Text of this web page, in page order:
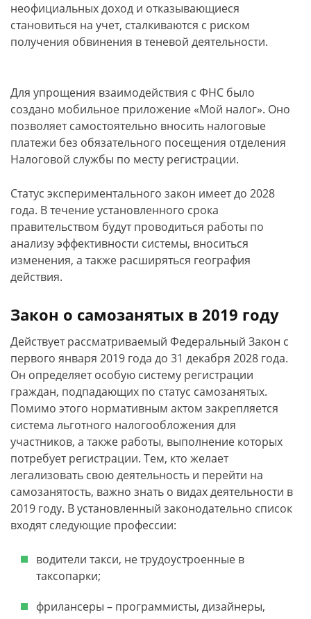
неофициальных доход и отказывающиеся
становиться на учет, сталкиваются с риском
получения обвинения в теневой деятельности.
Для упрощения взаимодействия с ФНС было
создано мобильное приложение «Мой налог». Оно
позволяет самостоятельно вносить налоговые
платежи без обязательного посещения отделения
Налоговой службы по месту регистрации.
Статус экспериментального закон имеет до 2028
года. В течение установленного срока
правительством будут проводиться работы по
анализу эффективности системы, вноситься
изменения, а также расширяться география
действия.
Закон о самозанятых в 2019 году
Действует рассматриваемый Федеральный Закон с
первого января 2019 года до 31 декабря 2028 года.
Он определяет особую систему регистрации
граждан, подпадающих по статус самозанятых.
Помимо этого нормативным актом закрепляется
система льготного налогообложения для
участников, а также работы, выполнение которых
потребует регистрации. Тем, кто желает
легализовать свою деятельность и перейти на
самозанятость, важно знать о видах деятельности в
2019 году. В установленный законодательно список
входят следующие профессии:
водители такси, не трудоустроенные в
таксопарки;
фрилансеры – программисты, дизайнеры,